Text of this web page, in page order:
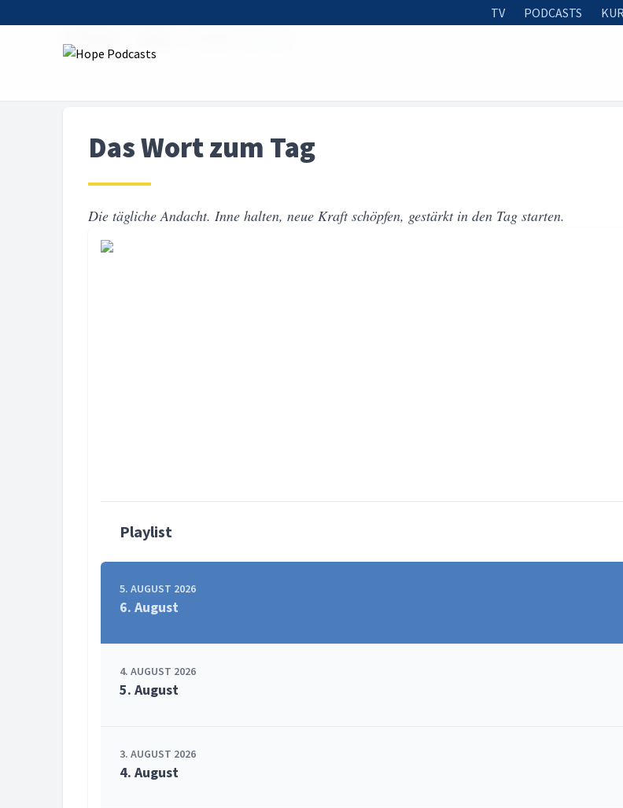
TV PODCASTS
Das Wort zum Tag
Die tägliche Andacht. Inne halten, neue Kraft schöpfen, gestärkt in den Tag starten.
Playlist
5. AUGUST 2026
6. August
4. AUGUST 2026
5. August
3. AUGUST 2026
4. August